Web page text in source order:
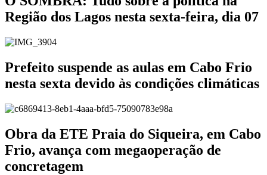
Região dos Lagos nesta sexta-feira, dia 07
Prefeito suspende as aulas em Cabo Frio
nesta sexta devido às condições climáticas
Obra da ETE Praia do Siqueira, em Cabo
Frio, avança com megaoperação de
concretagem